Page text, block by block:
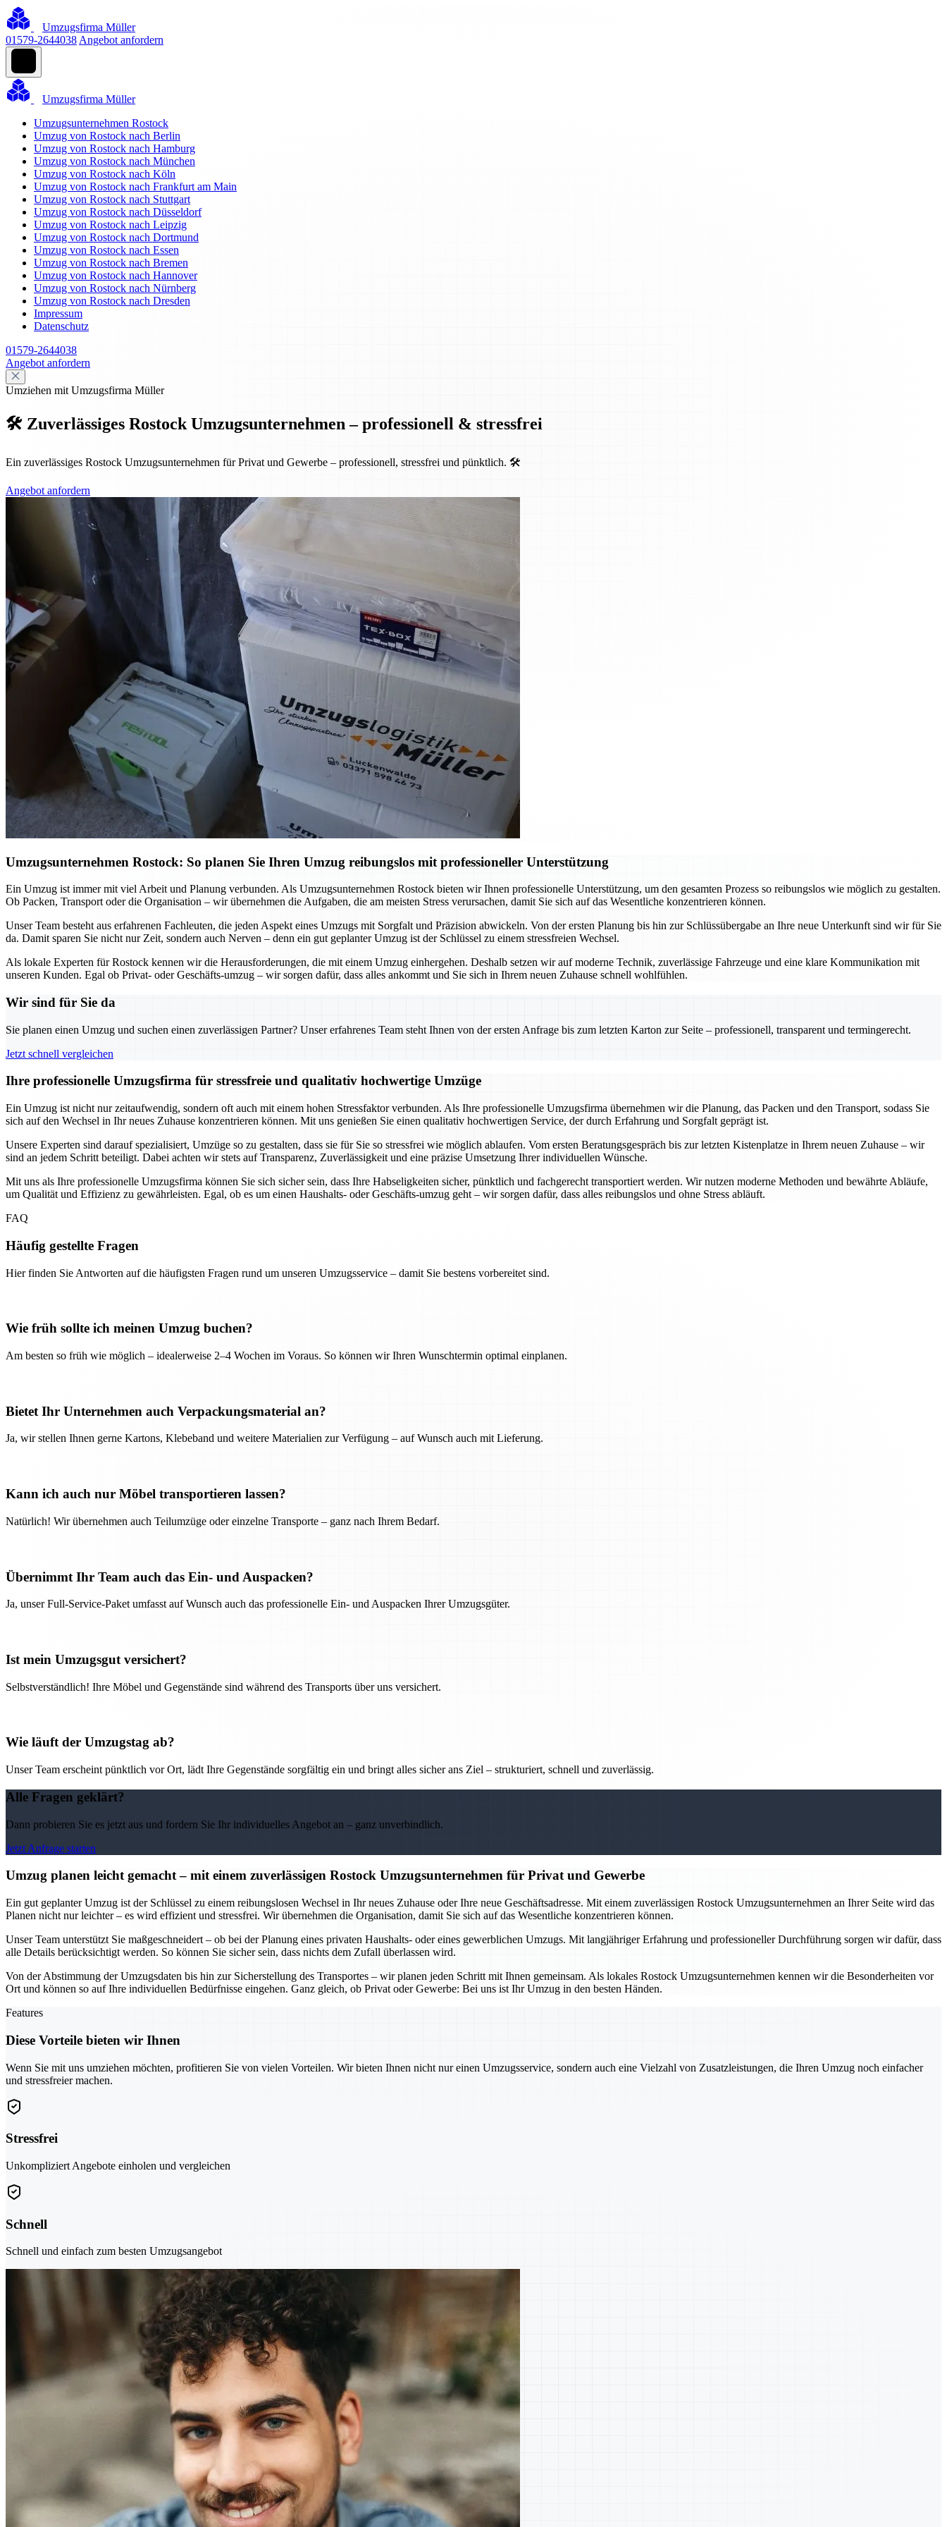
Umzugsfirma Müller
01579-2644038 Angebot anfordern
Umzugsfirma Müller
Umzugsunternehmen Rostock
Umzug von Rostock nach Berlin
Umzug von Rostock nach Hamburg
Umzug von Rostock nach München
Umzug von Rostock nach Köln
Umzug von Rostock nach Frankfurt am Main
Umzug von Rostock nach Stuttgart
Umzug von Rostock nach Düsseldorf
Umzug von Rostock nach Leipzig
Umzug von Rostock nach Dortmund
Umzug von Rostock nach Essen
Umzug von Rostock nach Bremen
Umzug von Rostock nach Hannover
Umzug von Rostock nach Nürnberg
Umzug von Rostock nach Dresden
Impressum
Datenschutz
01579-2644038
Angebot anfordern
Umziehen mit Umzugsfirma Müller
🛠️ Zuverlässiges Rostock Umzugsunternehmen – professionell & stressfrei
Ein zuverlässiges Rostock Umzugsunternehmen für Privat und Gewerbe – professionell, stressfrei und pünktlich. 🛠️
Angebot anfordern
Umzugsunternehmen Rostock: So planen Sie Ihren Umzug reibungslos mit professioneller Unterstützung
Ein Umzug ist immer mit viel Arbeit und Planung verbunden. Als Umzugsunternehmen Rostock bieten wir Ihnen professionelle Unterstützung, um den gesamten Prozess so reibungslos wie möglich zu gestalten.
Ob Packen, Transport oder die Organisation – wir übernehmen die Aufgaben, die am meisten Stress verursachen, damit Sie sich auf das Wesentliche konzentrieren können.
Unser Team besteht aus erfahrenen Fachleuten, die jeden Aspekt eines Umzugs mit Sorgfalt und Präzision abwickeln. Von der ersten Planung bis hin zur Schlüssübergabe an Ihre neue Unterkunft sind wir für Sie
da. Damit sparen Sie nicht nur Zeit, sondern auch Nerven – denn ein gut geplanter Umzug ist der Schlüssel zu einem stressfreien Wechsel.
Als lokale Experten für Rostock kennen wir die Herausforderungen, die mit einem Umzug einhergehen. Deshalb setzen wir auf moderne Technik, zuverlässige Fahrzeuge und eine klare Kommunikation mit
unseren Kunden. Egal ob Privat- oder Geschäfts-umzug – wir sorgen dafür, dass alles ankommt und Sie sich in Ihrem neuen Zuhause schnell wohlfühlen.
Wir sind für Sie da
Sie planen einen Umzug und suchen einen zuverlässigen Partner? Unser erfahrenes Team steht Ihnen von der ersten Anfrage bis zum letzten Karton zur Seite – professionell, transparent und termingerecht.
Jetzt schnell vergleichen
Ihre professionelle Umzugsfirma für stressfreie und qualitativ hochwertige Umzüge
Ein Umzug ist nicht nur zeitaufwendig, sondern oft auch mit einem hohen Stressfaktor verbunden. Als Ihre professionelle Umzugsfirma übernehmen wir die Planung, das Packen und den Transport, sodass Sie
sich auf den Wechsel in Ihr neues Zuhause konzentrieren können. Mit uns genießen Sie einen qualitativ hochwertigen Service, der durch Erfahrung und Sorgfalt geprägt ist.
Unsere Experten sind darauf spezialisiert, Umzüge so zu gestalten, dass sie für Sie so stressfrei wie möglich ablaufen. Vom ersten Beratungsgespräch bis zur letzten Kistenplatze in Ihrem neuen Zuhause – wir
sind an jedem Schritt beteiligt. Dabei achten wir stets auf Transparenz, Zuverlässigkeit und eine präzise Umsetzung Ihrer individuellen Wünsche.
Mit uns als Ihre professionelle Umzugsfirma können Sie sich sicher sein, dass Ihre Habseligkeiten sicher, pünktlich und fachgerecht transportiert werden. Wir nutzen moderne Methoden und bewährte Abläufe,
um Qualität und Effizienz zu gewährleisten. Egal, ob es um einen Haushalts- oder Geschäfts-umzug geht – wir sorgen dafür, dass alles reibungslos und ohne Stress abläuft.
FAQ
Häufig gestellte Fragen
Hier finden Sie Antworten auf die häufigsten Fragen rund um unseren Umzugsservice – damit Sie bestens vorbereitet sind.
Wie früh sollte ich meinen Umzug buchen?
Am besten so früh wie möglich – idealerweise 2–4 Wochen im Voraus. So können wir Ihren Wunschtermin optimal einplanen.
Bietet Ihr Unternehmen auch Verpackungsmaterial an?
Ja, wir stellen Ihnen gerne Kartons, Klebeband und weitere Materialien zur Verfügung – auf Wunsch auch mit Lieferung.
Kann ich auch nur Möbel transportieren lassen?
Natürlich! Wir übernehmen auch Teilumzüge oder einzelne Transporte – ganz nach Ihrem Bedarf.
Übernimmt Ihr Team auch das Ein- und Auspacken?
Ja, unser Full-Service-Paket umfasst auf Wunsch auch das professionelle Ein- und Auspacken Ihrer Umzugsgüter.
Ist mein Umzugsgut versichert?
Selbstverständlich! Ihre Möbel und Gegenstände sind während des Transports über uns versichert.
Wie läuft der Umzugstag ab?
Unser Team erscheint pünktlich vor Ort, lädt Ihre Gegenstände sorgfältig ein und bringt alles sicher ans Ziel – strukturiert, schnell und zuverlässig.
Alle Fragen geklärt?
Dann probieren Sie es jetzt aus und fordern Sie Ihr individuelles Angebot an – ganz unverbindlich.
Jetzt Anfrage starten
Umzug planen leicht gemacht – mit einem zuverlässigen Rostock Umzugsunternehmen für Privat und Gewerbe
Ein gut geplanter Umzug ist der Schlüssel zu einem reibungslosen Wechsel in Ihr neues Zuhause oder Ihre neue Geschäftsadresse. Mit einem zuverlässigen Rostock Umzugsunternehmen an Ihrer Seite wird das
Planen nicht nur leichter – es wird effizient und stressfrei. Wir übernehmen die Organisation, damit Sie sich auf das Wesentliche konzentrieren können.
Unser Team unterstützt Sie maßgeschneidert – ob bei der Planung eines privaten Haushalts- oder eines gewerblichen Umzugs. Mit langjähriger Erfahrung und professioneller Durchführung sorgen wir dafür, dass
alle Details berücksichtigt werden. So können Sie sicher sein, dass nichts dem Zufall überlassen wird.
Von der Abstimmung der Umzugsdaten bis hin zur Sicherstellung des Transportes – wir planen jeden Schritt mit Ihnen gemeinsam. Als lokales Rostock Umzugsunternehmen kennen wir die Besonderheiten vor
Ort und können so auf Ihre individuellen Bedürfnisse eingehen. Ganz gleich, ob Privat oder Gewerbe: Bei uns ist Ihr Umzug in den besten Händen.
Features
Diese Vorteile bieten wir Ihnen
Wenn Sie mit uns umziehen möchten, profitieren Sie von vielen Vorteilen. Wir bieten Ihnen nicht nur einen Umzugsservice, sondern auch eine Vielzahl von Zusatzleistungen, die Ihren Umzug noch einfacher
und stressfreier machen.
Stressfrei
Unkompliziert Angebote einholen und vergleichen
Schnell
Schnell und einfach zum besten Umzugsangebot